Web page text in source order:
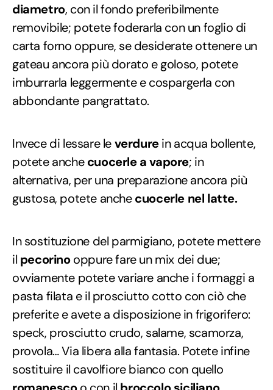
diametro, con il fondo preferibilmente
removibile; potete foderarla con un foglio di
carta forno oppure, se desiderate ottenere un
gateau ancora più dorato e goloso, potete
imburrarla leggermente e cospargerla con
abbondante pangrattato.
Invece di lessare leverdurein acqua bollente,
potete anchecuocerle a vapore; in
alternativa, per una preparazione ancora più
gustosa, potete anchecuocerle nel latte.
In sostituzione del parmigiano, potete mettere
il pecorinooppure fare un mix dei due;
ovviamente potete variare anche i formaggi a
pasta filata e il prosciutto cotto con ciò che
preferite e avete a disposizione in frigorifero:
speck, prosciutto crudo, salame, scamorza,
provola… Via libera alla fantasia. Potete infine
sostituire il cavolfiore bianco con quello